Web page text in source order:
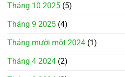
Tháng 10 2025 (5)
Tháng 9 2025 (4)
Tháng mười một 2024 (1)
Tháng 4 2024 (2)